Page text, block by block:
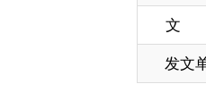
阿合奇县住房和城乡
你单位报送的